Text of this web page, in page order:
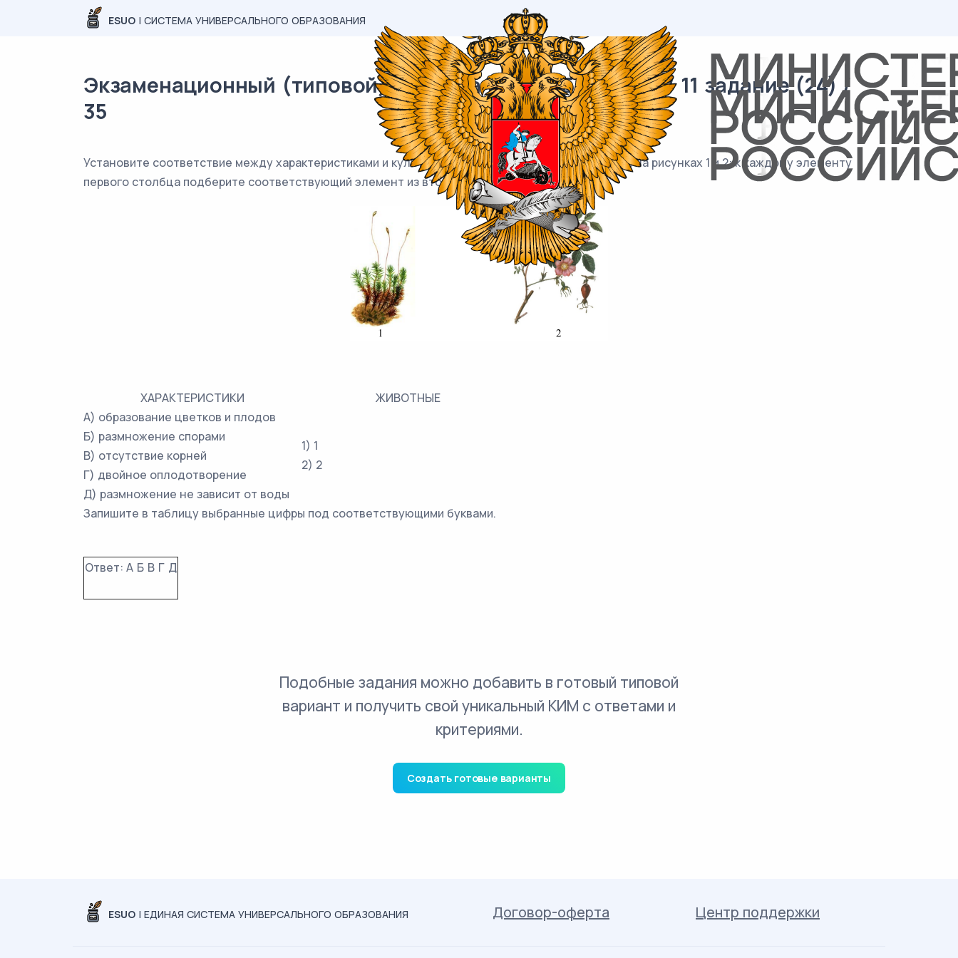
ESUO | СИСТЕМА УНИВЕРСАЛЬНОГО ОБРАЗОВАНИЯ
Экзаменационный (типовой) материал ОГЭ / Биология / 11 задание (24) /
35
Установите соответствие между характеристиками и культурными растениями, изображёнными на рисунках 1 и 2: к каждому элементу
первого столбца подберите соответствующий элемент из второго столбца.\
ХАРАКТЕРИСТИКИ
ЖИВОТНЫЕ
А) образование цветков и плодов
Б) размножение спорами
В) отсутствие корней
Г) двойное оплодотворение
Д) размножение не зависит от воды
1) 1
2) 2
Запишите в таблицу выбранные цифры под соответствующими буквами.
Ответ: А Б В Г Д
Подобные задания можно добавить в готовый типовой
вариант и получить свой уникальный КИМ с ответами и
критериями.
Создать готовые варианты
ESUO | ЕДИНАЯ СИСТЕМА УНИВЕРСАЛЬНОГО ОБРАЗОВАНИЯ Договор-оферта Центр поддержки